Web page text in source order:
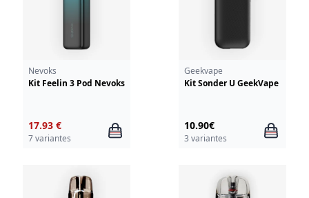
Nevoks
Kit Feelin 3 Pod Nevoks
17.93 €
7 variantes
Geekvape
Kit Sonder U GeekVape
10.90€
3 variantes